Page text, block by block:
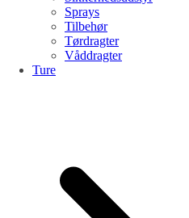
Sprays
Tilbehør
Tørdragter
Våddragter
Ture